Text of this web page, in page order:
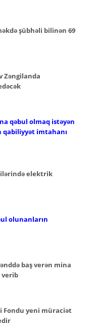
şübhəli bilinən 69
Zəngilanda
qəbul olmaq istəyən
imtahanı
elektrik
olunanların
baş verən mina
verib
Fondu yeni müraciət